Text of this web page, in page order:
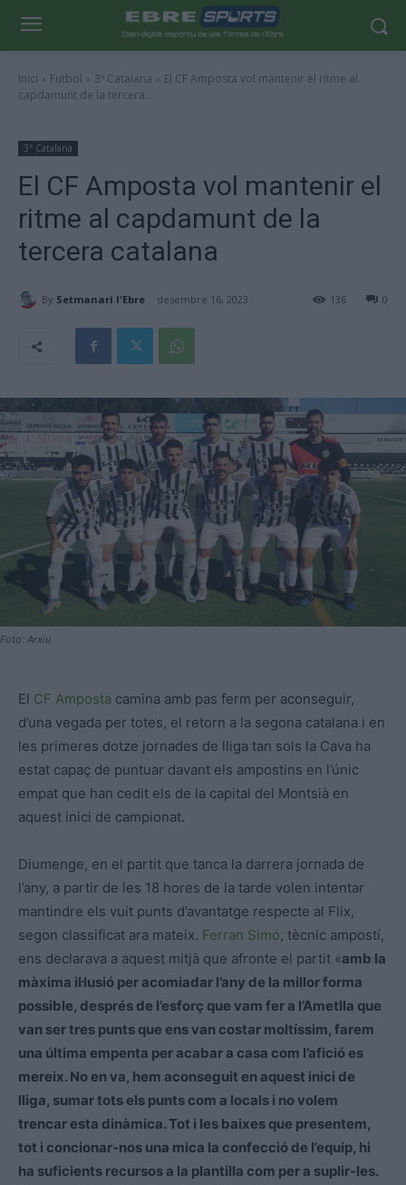
Inici Futbol 3ª Catalana
El CF Amposta vol mantenir el ritme al
capdamunt de la tercera...
3ª Catalana
El CF Amposta vol mantenir el
ritme al capdamunt de la
tercera catalana
By Setmanari l'Ebre desembre 16, 2023 0
136
Foto: Arxiu
El CF Amposta camina amb pas ferm per aconseguir,
d’una vegada per totes, el retorn a la segona catalana i en
les primeres dotze jornades de lliga tan sols la Cava ha
estat capaç de puntuar davant els ampostins en l’únic
empat que han cedit els de la capital del Montsià en
aquest inici de campionat.
Diumenge, en el partit que tanca la darrera jornada de
l’any, a partir de les 18 hores de la tarde volen intentar
mantindre els vuit punts d’avantatge respecte al Flix,
segon classificat ara mateix. Ferran Simó, tècnic ampostí,
ens declarava a aquest mitjà que afronte el partit «amb la
màxima il·lusió per acomiadar l’any de la millor forma
possible, després de l’esforç que vam fer a l’Ametlla que
van ser tres punts que ens van costar moltíssim, farem
una última empenta per acabar a casa com l’afició es
mereix. No en va, hem aconseguit en aquest inici de
lliga, sumar tots els punts com a locals i no volem
trencar esta dinàmica. Tot i les baixes que presentem,
tot i concionar-nos una mica la confecció de l’equip, hi
ha suficients recursos a la plantilla com per a suplir-les.